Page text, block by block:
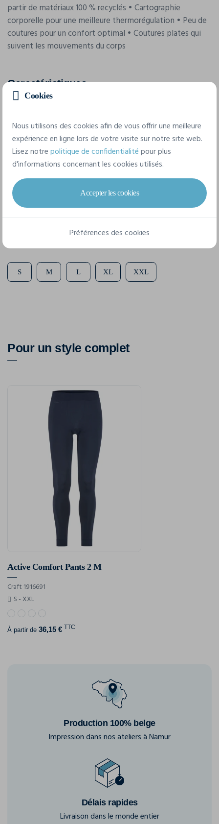
partir de matériaux 100 % recyclés • Cartographie
corporelle pour une meilleure thermorégulation • Peu de
coutures pour un confort optimal • Coutures plates qui
suivent les mouvements du corps
Caractéristiques
Craft
Référence
1916674
Composition
91% Polyamide recyclé, 9% Élasthanne
5 tailles disponibles
S M L XL XXL
Pour un style complet
Active Comfort Pants 2 M
Craft 1916691
S - XXL
À partir de 36,15 € TTC
Production 100% belge
Impression dans nos ateliers à Namur
Délais rapides
Livraison dans le monde entier
Cookies
Nous utilisons des cookies afin de vous offrir une meilleure
expérience en ligne lors de votre visite sur notre site web.
Lisez notrepolitique de confidentialitépour plus
d'informations concernant les cookies utilisés.
Accepter les cookies
Préférences des cookies